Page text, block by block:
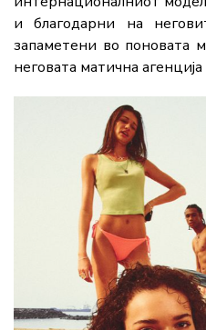
и благодарни на
запаметени во поновата
неговата матична